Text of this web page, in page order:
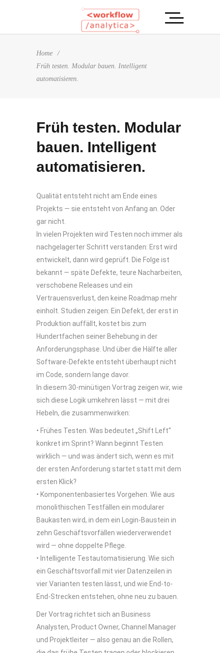
Home
/
Früh testen. Modular bauen. Intelligent
automatisieren.
Früh testen. Modular
bauen. Intelligent
automatisieren.
Qualität entsteht nicht am Ende eines
Projekts — sie entsteht von Anfang an. Oder
gar nicht.
In vielen Projekten wird Testen noch immer als
nachgelagerter Schritt verstanden: Erst wird
entwickelt, dann wird geprüft. Die Folge ist
bekannt — späte Defekte, teure Nacharbeiten,
verschobene Releases und ein
Vertrauensverlust, den keine Roadmap mehr
einholt. Studien zeigen: Ein Defekt, der erst in
Produktion auffällt, kostet bis zum
Hundertfachen seiner Behebung in der
Anforderungsphase. Und über die Hälfte aller
Software-Defekte entsteht überhaupt nicht
im Code, sondern lange davor.
In diesem 30-minütigen Vortrag zeigen wir, wie
sich diese Logik umkehren lässt — mit drei
Hebeln, die zusammenwirken:
• Frühes Testen. Was bedeutet „Shift Left“
konkret im Sprint? Wann beginnt Testen
wirklich — und was ändert sich, wenn es mit
der ersten Anforderung startet statt mit dem
ersten Klick?
• Komponentenbasiertes Vorgehen. Wie aus
monolithischen Testfällen ein modularer
Baukasten wird, in dem ein Login-Baustein in
zehn Geschäftsvorfällen wiederverwendet
wird — ohne doppelte Pflege.
• Intelligente Testautomatisierung. Wie sich
ein Geschäftsvorfall mit vier Datenzeilen in
vier Varianten testen lässt, und wie End-to-
End-Strecken entstehen, ohne neu zu bauen.
Der Vortrag richtet sich an Business
Analysten, Product Owner, Channel Manager
und Projektleiter — also genau an die Rollen,